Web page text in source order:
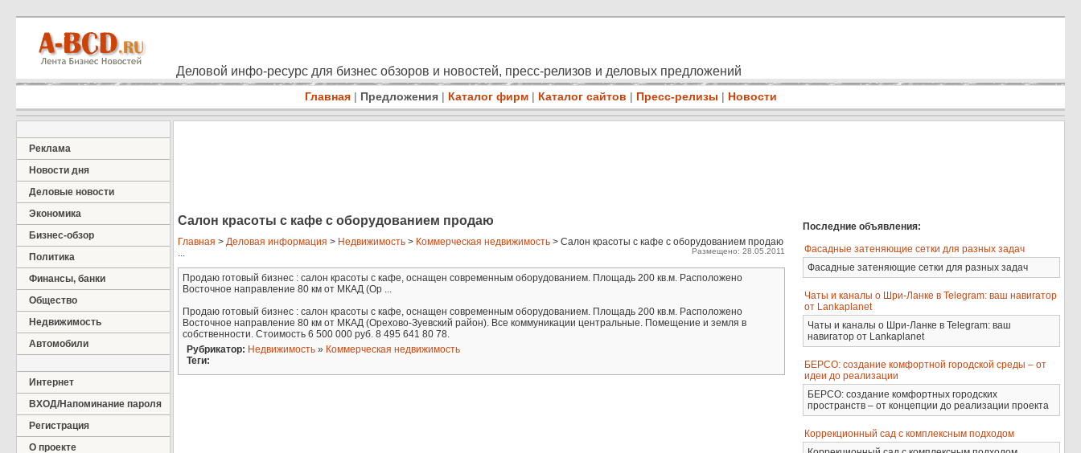
Деловой инфо-ресурс для бизнес обзоров и новостей, пресс-релизов и деловых предложений
Главная | Предложения | Каталог фирм | Каталог сайтов | Пресс-релизы | Новости
Реклама
Новости дня
Деловые новости
Экономика
Бизнес-обзор
Политика
Финансы, банки
Общество
Недвижимость
Автомобили
Интернет
ВХОД/Напоминание пароля
Регистрация
О проекте
Салон красоты с кафе с оборудованием продаю
Главная > Деловая информация > Недвижимость > Коммерческая недвижимость > Салон красоты с кафе с оборудованием продаю
...
Размещено: 28.05.2011
Продаю готовый бизнес : салон красоты c кафе, оснащен современным оборудованием. Площадь 200 кв.м. Расположено
Восточное направление 80 км от МКАД (Ор ...
Продаю готовый бизнес : салон красоты c кафе, оснащен современным оборудованием. Площадь 200 кв.м. Расположено
Восточное направление 80 км от МКАД (Орехово-Зуевский район). Все коммуникации центральные. Помещение и земля в
собственности. Стоимость 6 500 000 руб. 8 495 641 80 78.
Рубрикатор: Недвижимость » Коммерческая недвижимость
Теги:
Последние объявления:
Фасадные затеняющие сетки для разных задач
Фасадные затеняющие сетки для разных задач
Чаты и каналы о Шри-Ланке в Telegram: ваш навигатор
от Lankaplanet
Чаты и каналы о Шри-Ланке в Telegram: ваш
навигатор от Lankaplanet
БЕРСО: создание комфортной городской среды – от
идеи до реализации
БЕРСО: создание комфортных городских
пространств – от концепции до реализации проекта
Коррекционный сад с комплексным подходом